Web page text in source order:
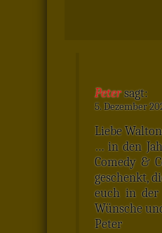
Petersagt:
5. Dezember
Liebe
… in den
Comedy &
geschenkt,
euch in der
Wünsche
Peter